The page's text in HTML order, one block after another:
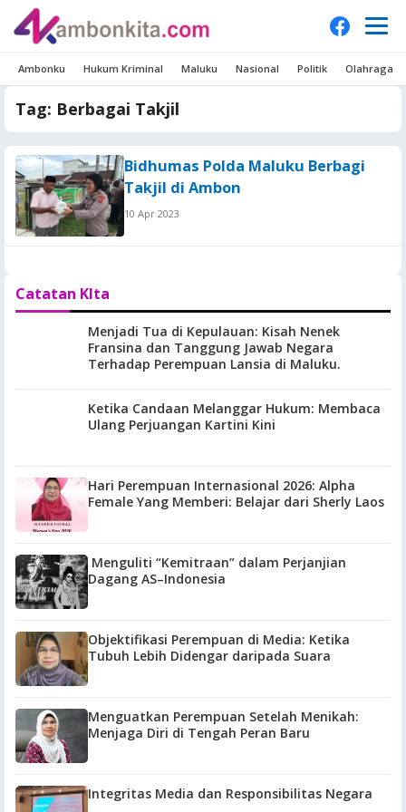
Ambonku Hukum Kriminal Maluku Nasional Politik Olahraga
Tag: Berbagai Takjil
Bidhumas Polda Maluku Berbagi
Takjil di Ambon
10 Apr 2023
Catatan KIta
Menjadi Tua di Kepulauan: Kisah Nenek
Fransina dan Tanggung Jawab Negara
Terhadap Perempuan Lansia di Maluku.
Ketika Candaan Melanggar Hukum: Membaca
Ulang Perjuangan Kartini Kini
Hari Perempuan Internasional 2026: Alpha
Female Yang Memberi: Belajar dari Sherly Laos
Menguliti “Kemitraan” dalam Perjanjian
Dagang AS–Indonesia
Objektifikasi Perempuan di Media: Ketika
Tubuh Lebih Didengar daripada Suara
Menguatkan Perempuan Setelah Menikah:
Menjaga Diri di Tengah Peran Baru
Integritas Media dan Responsibilitas Negara